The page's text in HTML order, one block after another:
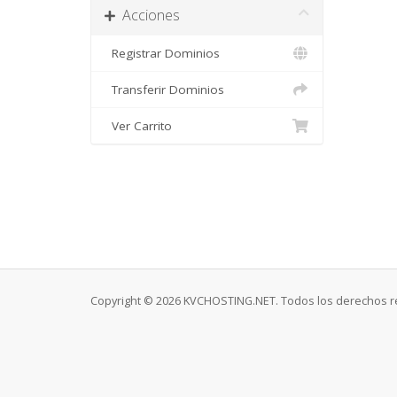
Acciones
Registrar Dominios
Transferir Dominios
Ver Carrito
Copyright © 2026 KVCHOSTING.NET. Todos los derechos